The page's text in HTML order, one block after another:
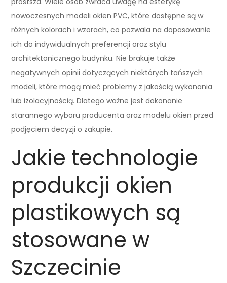
nowoczesnych modeli okien PVC, które dostępne są w
różnych kolorach i wzorach, co pozwala na dopasowanie
ich do indywidualnych preferencji oraz stylu
architektonicznego budynku. Nie brakuje także
negatywnych opinii dotyczących niektórych tańszych
modeli, które mogą mieć problemy z jakością wykonania
lub izolacyjnością. Dlatego ważne jest dokonanie
starannego wyboru producenta oraz modelu okien przed
podjęciem decyzji o zakupie.
Jakie technologie
produkcji okien
plastikowych są
stosowane w
Szczecinie